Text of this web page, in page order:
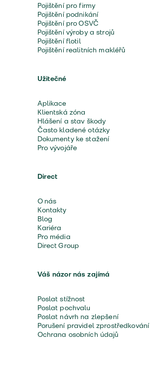
Pojištění pro firmy
Pojištění podnikání
Pojištění pro OSVČ
Pojištění výroby a strojů
Pojištění flotil
Pojištění realitních makléřů
Užitečné
Aplikace
Klientská zóna
Hlášení a stav škody
Často kladené otázky
Dokumenty ke stažení
Pro vývojáře
Direct
O nás
Kontakty
Blog
Kariéra
Pro média
Direct Group
Váš názor nás zajímá
Poslat stížnost
Poslat pochvalu
Poslat návrh na zlepšení
Porušení pravidel zprostředkování
Ochrana osobních údajů